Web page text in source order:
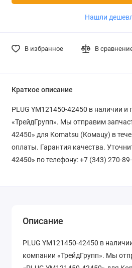
Нашли
В избранное В
Краткое описание
PLUG YM121450-42450 в наличии и
«ТрейдГрупп». Мы отправим
42450» для Komatsu (Комацу) в
оплаты. Гарантия качества.
42450» по телефону: +7 (343) 270-
Описание
PLUG YM121450-42450 в
компании «ТрейдГрупп». Мы